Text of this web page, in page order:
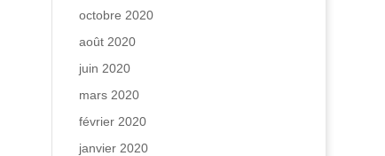
octobre 2020
août 2020
juin 2020
mars 2020
février 2020
janvier 2020